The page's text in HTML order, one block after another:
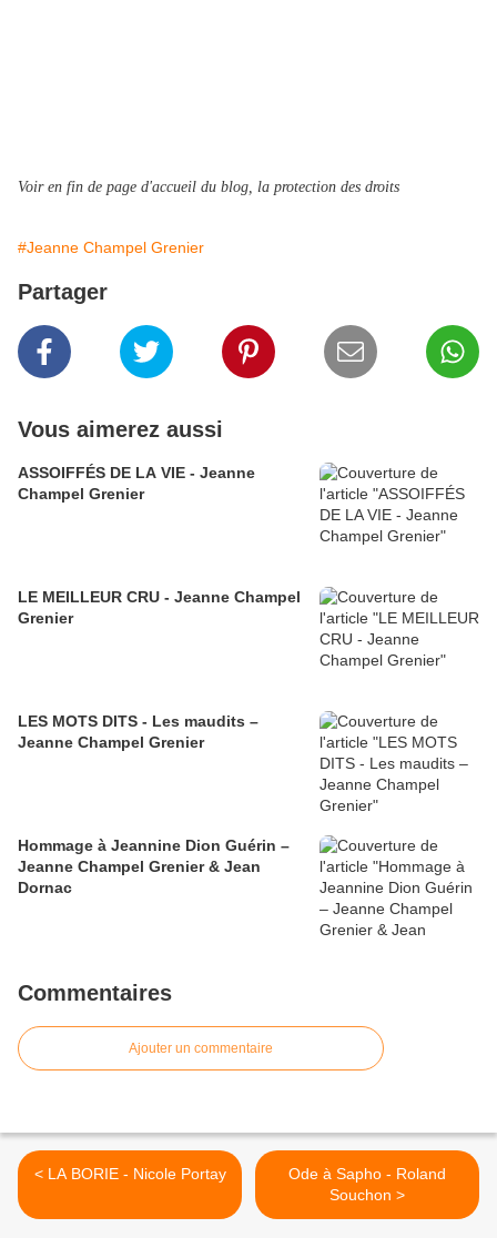
Voir en fin de page d'accueil du blog, la protection des droits
#Jeanne Champel Grenier
Partager
Vous aimerez aussi
ASSOIFFÉS DE LA VIE - Jeanne
Champel Grenier
LE MEILLEUR CRU - Jeanne Champel
Grenier
LES MOTS DITS - Les maudits –
Jeanne Champel Grenier
Hommage à Jeannine Dion Guérin –
Jeanne Champel Grenier & Jean
Dornac
Commentaires
Ajouter un commentaire
< LA BORIE - Nicole Portay
Ode à Sapho - Roland
Souchon >